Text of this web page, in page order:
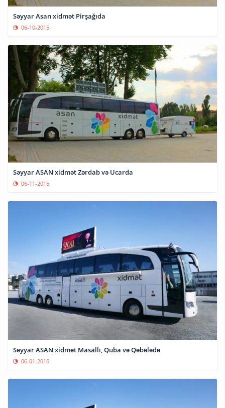
Səyyar Asan xidmət Pirşağıda
06-10-2015
Səyyar ASAN xidmət Zərdab və Ucarda
06-11-2015
Səyyar ASAN xidmət Masallı, Quba və Qəbələdə
06-01-2016